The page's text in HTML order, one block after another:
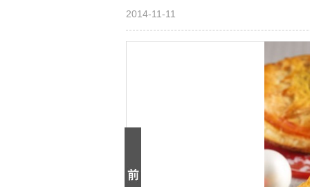
2014-11-11